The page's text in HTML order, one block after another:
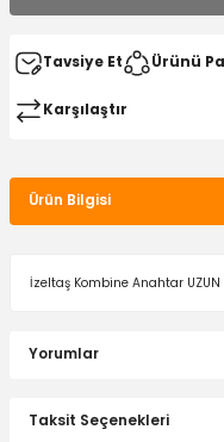
Tavsiye Et Ürünü
Karşılaştır
Ürün Bilgisi
İzeltaş Kombine Anahtar
Yorumlar
Taksit Seçenekleri